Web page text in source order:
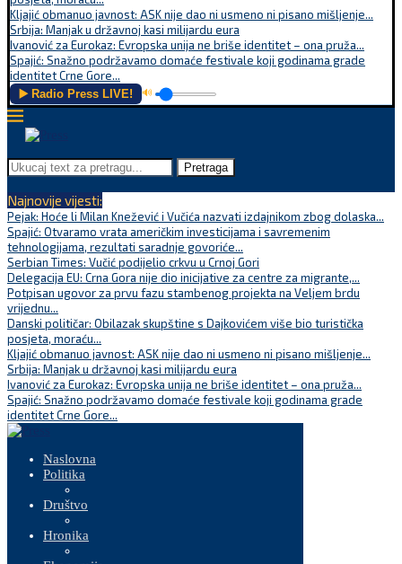
Kljajić obmanuo javnost: ASK nije dao ni usmeno ni pisano mišljenje...
Srbija: Manjak u državnoj kasi milijardu eura
Ivanović za Eurokaz: Evropska unija ne briše identitet – ona pruža...
Spajić: Snažno podržavamo domaće festivale koji godinama grade
identitet Crne Gore...
▶️ Radio Press LIVE! 🔊
Pretraga
Najnovije vijesti:
Pejak: Hoće li Milan Knežević i Vučića nazvati izdajnikom zbog dolaska...
Spajić: Otvaramo vrata američkim investicijama i savremenim
tehnologijama, rezultati saradnje govoriće...
Serbian Times: Vučić podijelio crkvu u Crnoj Gori
Delegacija EU: Crna Gora nije dio inicijative za centre za migrante,...
Potpisan ugovor za prvu fazu stambenog projekta na Veljem brdu
vrijednu...
Danski političar: Obilazak skupštine s Dajkovićem više bio turistička
posjeta, moraću...
Kljajić obmanuo javnost: ASK nije dao ni usmeno ni pisano mišljenje...
Srbija: Manjak u državnoj kasi milijardu eura
Ivanović za Eurokaz: Evropska unija ne briše identitet – ona pruža...
Spajić: Snažno podržavamo domaće festivale koji godinama grade
identitet Crne Gore...
Naslovna
Politika
Društvo
Hronika